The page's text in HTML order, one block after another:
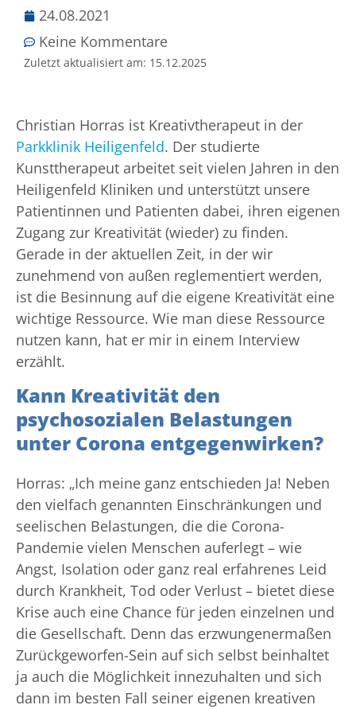
24.08.2021
Keine Kommentare
Zuletzt aktualisiert am: 15.12.2025
Christian Horras ist Kreativtherapeut in der
Parkklinik Heiligenfeld. Der studierte
Kunsttherapeut arbeitet seit vielen Jahren in den
Heiligenfeld Kliniken und unterstützt unsere
Patientinnen und Patienten dabei, ihren eigenen
Zugang zur Kreativität (wieder) zu finden.
Gerade in der aktuellen Zeit, in der wir
zunehmend von außen reglementiert werden,
ist die Besinnung auf die eigene Kreativität eine
wichtige Ressource. Wie man diese Ressource
nutzen kann, hat er mir in einem Interview
erzählt.
Kann Kreativität den
psychosozialen Belastungen
unter Corona entgegenwirken?
Horras: „Ich meine ganz entschieden Ja! Neben
den vielfach genannten Einschränkungen und
seelischen Belastungen, die die Corona-
Pandemie vielen Menschen auferlegt – wie
Angst, Isolation oder ganz real erfahrenes Leid
durch Krankheit, Tod oder Verlust – bietet diese
Krise auch eine Chance für jeden einzelnen und
die Gesellschaft. Denn das erzwungenermaßen
Zurückgeworfen-Sein auf sich selbst beinhaltet
ja auch die Möglichkeit innezuhalten und sich
dann im besten Fall seiner eigenen kreativen